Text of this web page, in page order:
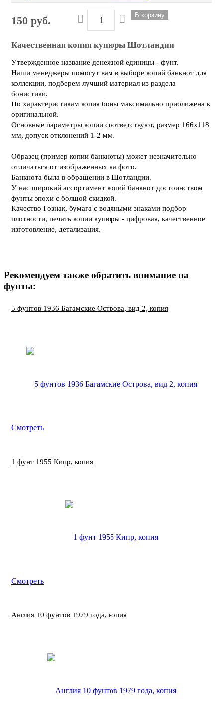
150 руб.
Качественная копия купюры Шотландии
Утвержденное название денежной единицы - фунт.
Наши менеджеры помогут вам в выборе копий банкнот для
коллекции, подберем лучший материал из раздела
бонистики.
По характеристикам копия боны максимально приближена к
оригинальной.
Основные параметры копии соответствуют, размер 166х118
мм, допуск отклонений 1-2 мм.
Образец (пример копии банкноты) может незначительно
отличаться от изображенных на фото.
Банкнота была в обращении в Шотландии.
У нас широкий ассортимент копий банкнот достоинством
фунты эпохи с болшой скидкой.
Качество Гознак, бумага с водяными знаками подбор
плотности, печать копии купюры - цифровая, качественное
изготовление, детализация.
Рекомендуем также обратить внимание на
фунты:
5 фунтов 1936 Багамские Острова, вид 2, копия
Смотреть
1 фунт 1955 Кипр, копия
Смотреть
Англия 10 фунтов 1979 года, копия